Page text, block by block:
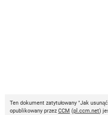
Ten dokument zatytułowany "Jak
opublikowany przez CCM (pl.ccm.net)